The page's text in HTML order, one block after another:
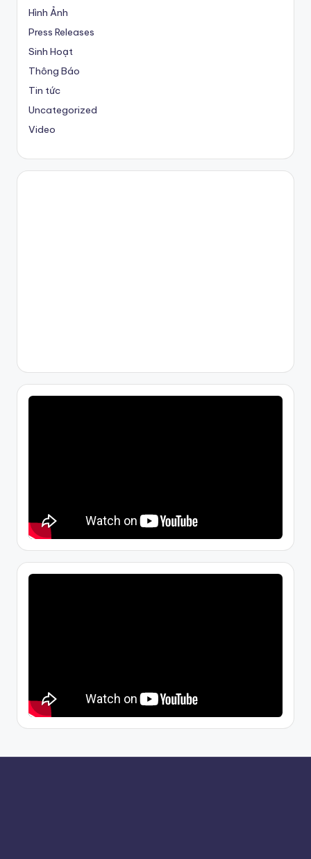
Hình Ảnh
Press Releases
Sinh Hoạt
Thông Báo
Tin tức
Uncategorized
Video